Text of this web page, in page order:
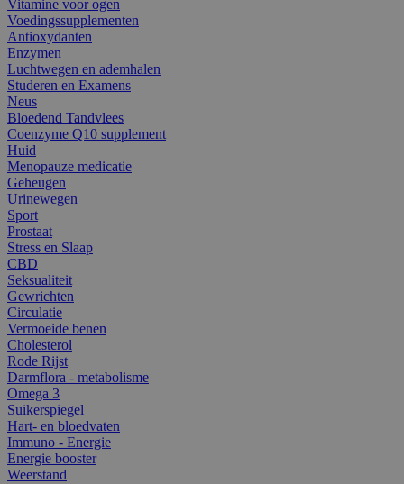
Vitamine voor ogen
Voedingssupplementen
Antioxydanten
Enzymen
Luchtwegen en ademhalen
Studeren en Examens
Neus
Bloedend Tandvlees
Coenzyme Q10 supplement
Huid
Menopauze medicatie
Geheugen
Urinewegen
Sport
Prostaat
Stress en Slaap
CBD
Seksualiteit
Gewrichten
Circulatie
Vermoeide benen
Cholesterol
Rode Rijst
Darmflora - metabolisme
Omega 3
Suikerspiegel
Hart- en bloedvaten
Immuno - Energie
Energie booster
Weerstand